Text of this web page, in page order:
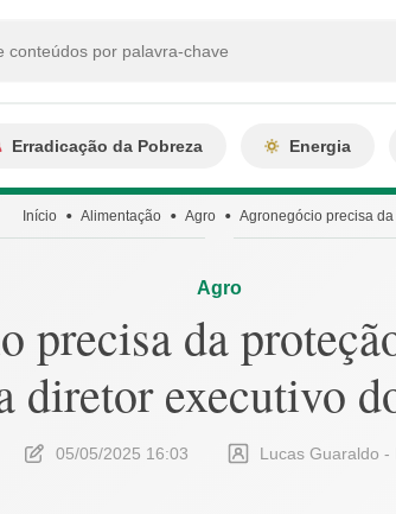
Erradicação da Pobreza Energia
Início Alimentação Agro Agronegócio precisa da
Agro
precisa da
diretor executivo
05/05/2025 16:03 Lucas Guaraldo -